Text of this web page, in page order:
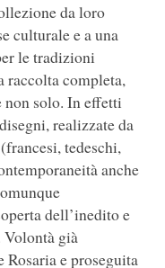
da loro
culturale e a una
le tradizioni
raccolta completa,
non solo. In effetti
realizzate da
tedeschi,
anche
dell’inedito e
già
e proseguita